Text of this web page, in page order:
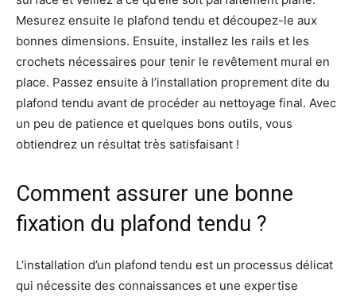
Mesurez ensuite le plafond tendu et découpez-le aux
bonnes dimensions. Ensuite, installez les rails et les
crochets nécessaires pour tenir le revêtement mural en
place. Passez ensuite à l’installation proprement dite du
plafond tendu avant de procéder au nettoyage final. Avec
un peu de patience et quelques bons outils, vous
obtiendrez un résultat très satisfaisant !
Comment assurer une bonne
fixation du plafond tendu ?
L’installation d’un plafond tendu est un processus délicat
qui nécessite des connaissances et une expertise